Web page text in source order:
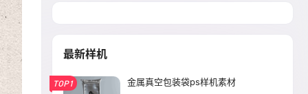
最新样机
TOP1 金属真空包装袋ps样机素材